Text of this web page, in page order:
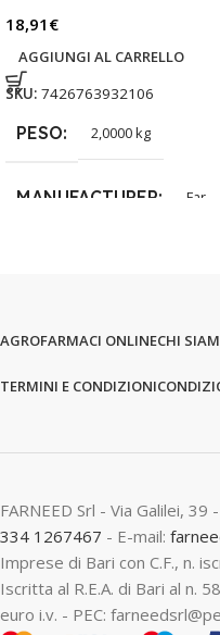
18,91 €
AGGIUNGI AL CARRELLO
SKU: 7426763932106
PESO 2,0000 kg
MANUFACTURER Far
AGROFARMACI ONLINECHI
TERMINI E CONDIZIONI
FARNEED Srl - Via Galilei,
334 1267467 - E-mail:
Imprese di Bari con C.F., n.
Iscritta al R.E.A. di Bari al n.
euro i.v. - PEC: